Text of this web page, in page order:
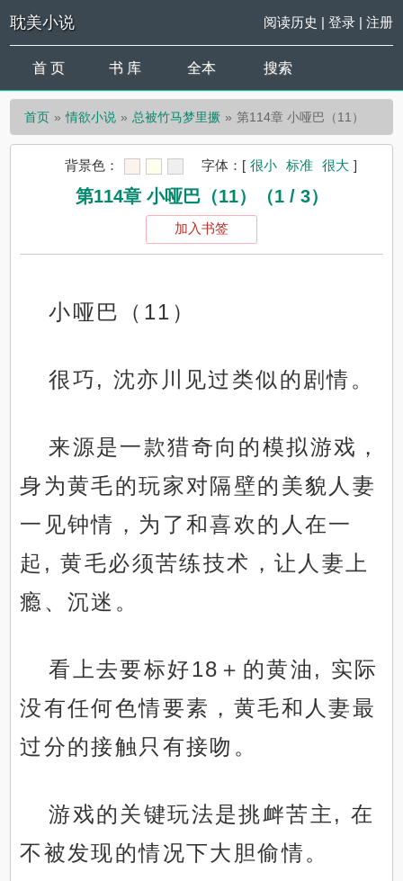
耽美小说 阅读历史 | 登录| 注册
首 页 书 库 全本 搜索
首页 情欲小说 总被竹马梦里撅 第114章 小哑巴（11）
背景色： 字体： [ 很小 标准 很大 ]
第114章 小哑巴（11）（1 / 3）
加入书签
小哑巴（11）
很巧, 沈亦川见过类似的剧情。
来源是一款猎奇向的模拟游戏，
身为黄毛的玩家对隔壁的美貌人妻
一见钟情，为了和喜欢的人在一
起, 黄毛必须苦练技术，让人妻上
瘾、沉迷。
看上去要标好18＋的黄油, 实际
没有任何色情要素，黄毛和人妻最
过分的接触只有接吻。
游戏的关键玩法是挑衅苦主, 在
不被发现的情况下大胆偷情。